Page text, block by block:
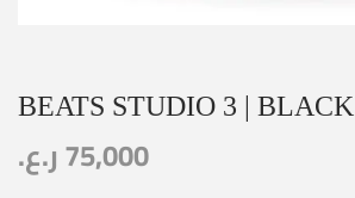
BEATS STUDIO 3 | BLACK
75,000ر.ع.